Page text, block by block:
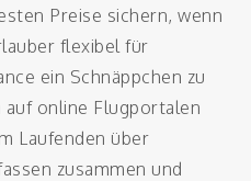
Preise sichern, wenn
flexibel für
ein Schnäppchen zu
auf online Flugportalen
Laufenden über
zusammen und